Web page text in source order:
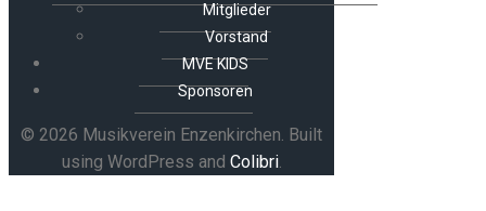
Mitglieder
Vorstand
MVE KIDS
Sponsoren
© 2026 Musikverein Enzenkirchen. Built
using WordPress and Colibri.